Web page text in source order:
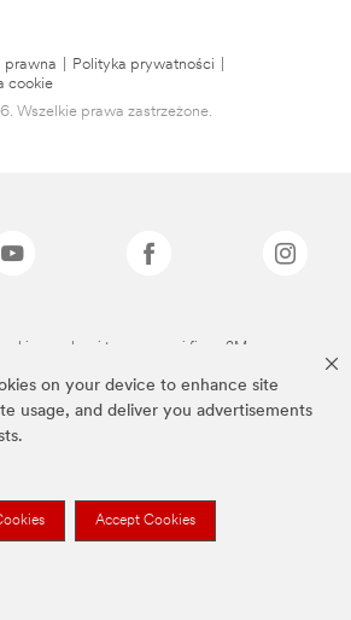
on your device to enhance site
usage, and deliver you advertisements
Accept Cookies
prawna Polityka prywatności
cookie
Wszelkie prawa zastrzeżone.
są znakami towarowymi firmy 3M.